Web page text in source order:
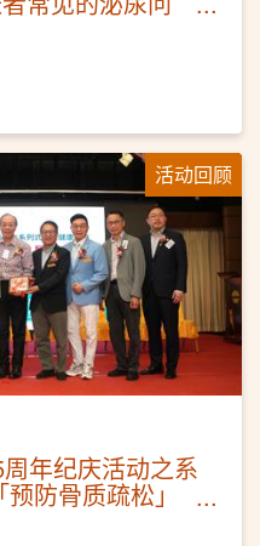
活动回顾
年纪庆活动之系
防骨质疏松」